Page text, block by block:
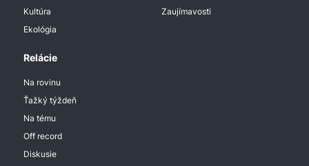
Kultúra
Ekológia
Zaujímavosti
Relácie
Na rovinu
Ťažký týždeň
Na tému
Off record
Diskusie